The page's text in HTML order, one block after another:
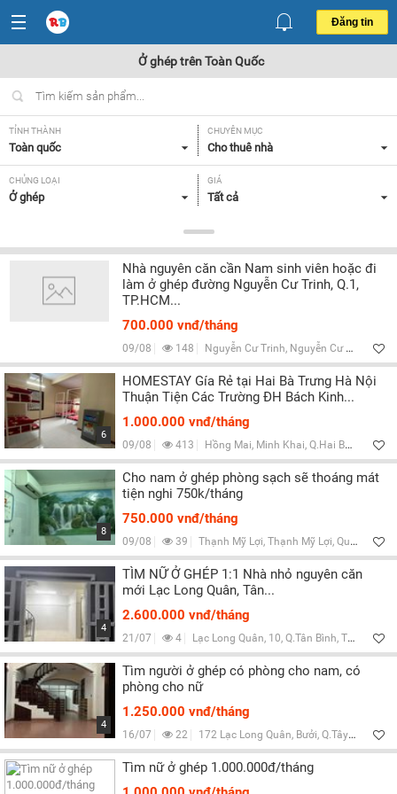
Đăng tin
Ở ghép trên Toàn Quốc
TỈNH THÀNH
Toàn quốc
CHUYÊN MỤC
Cho thuê nhà
CHỦNG LOẠI
Ở ghép
GIÁ
Tất cả
Tất cả
TÌM NGƯỜI Ở GHÉP
Tất cả
Nhà nguyên căn cần Nam sinh viên hoặc đi
làm ở ghép đường Nguyễn Cư Trinh, Q.1,
TP.HCM...
700.000 vnđ/tháng
09/08 148 Nguyễn Cư Trinh, Nguyễn Cư Trinh, Quận 1, TP HCM
6
HOMESTAY Gía Rẻ tại Hai Bà Trưng Hà Nội
Thuận Tiện Các Trường ĐH Bách Kinh...
1.000.000 vnđ/tháng
09/08 413 Hồng Mai, Minh Khai, Q.Hai Bà Trưng, Hà Nội
8
Cho nam ở ghép phòng sạch sẽ thoáng mát
tiện nghi 750k/tháng
750.000 vnđ/tháng
09/08 39 Thạnh Mỹ Lợi, Thạnh Mỹ Lợi, Quận 2, TP HCM
4
TÌM NỮ Ở GHÉP 1:1 Nhà nhỏ nguyên căn
mới Lạc Long Quân, Tân...
2.600.000 vnđ/tháng
21/07 4 Lạc Long Quân, 10, Q.Tân Bình, TP HCM
4
Tìm người ở ghép có phòng cho nam, có
phòng cho nữ
1.250.000 vnđ/tháng
16/07 22 172 Lạc Long Quân, Bưởi, Q.Tây Hồ, Hà Nội
Tìm nữ ở ghép 1.000.000đ/tháng